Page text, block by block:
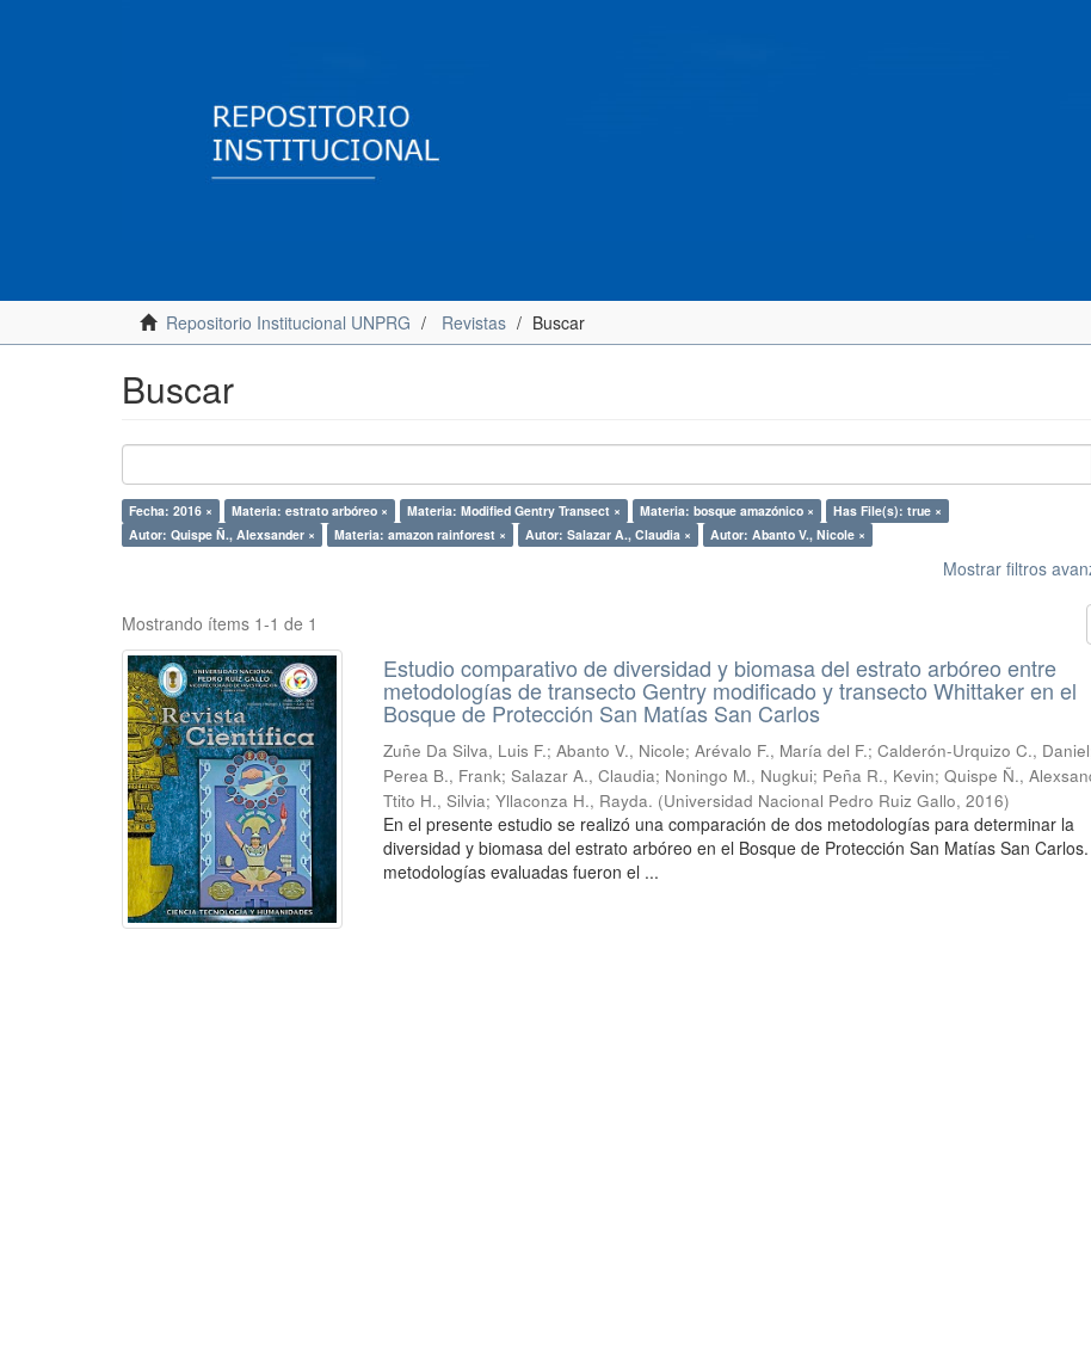
Repositorio Institucional UNPRG Revistas Buscar
Buscar
Fecha: 2016 × Materia: estrato arbóreo × Materia: Modified Gentry Transect × Materia: bosque amazónico ×
Has File(s): true ×
Autor: Quispe Ñ., Alexsander ×
Materia: amazon rainforest × Autor: Salazar A., Claudia × Autor: Abanto V., Nicole ×
Mostrar filtros
Mostrando ítems 1-1 de 1
Estudio comparativo de diversidad y biomasa del estrato arbóreo entre
metodologías de transecto Gentry modificado y transecto Whittaker en el
Bosque de Protección San Matías San Carlos
Zuñe Da Silva, Luis F.;Abanto V., Nicole;Arévalo F., María del F.;Calderón-Urquizo C., Daniel
Perea B., Frank;Salazar A., Claudia; Noningo M., Nugkui; Peña R., Kevin;Quispe Ñ.,
Ttito H., Silvia;Yllaconza H., Rayda. (Universidad Nacional Pedro Ruiz Gallo,2016)
En el presente estudio se realizó una comparación de dos metodologías para determinar la
diversidad y biomasa del estrato arbóreo en el Bosque de Protección San Matías San
metodologías evaluadas fueron el ...